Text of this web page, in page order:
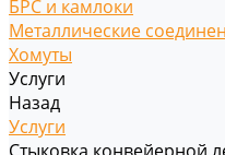
БРС и камлоки
Металлические
Хомуты
Услуги
Назад
Услуги